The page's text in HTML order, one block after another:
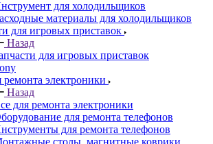
для холодильщиков
материалы для холодильщиков
для игровых приставок
Назад
для игровых приставок
ремонта электроники
Назад
для ремонта электроники
для ремонта телефонов
для ремонта телефонов
столы, магнитные коврики